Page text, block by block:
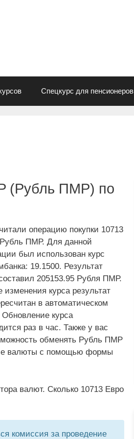
Спецкурс для пенсионеров
(Рубль ПМР) по
операцию покупки 10713
ПМР. Для данной
был использован курс
19.1500. Результат
205153.95 Рубля ПМР.
изменения курса результат
в автоматическом
курса
раз в час. Также у вас
обменять Рубль ПМР
валюты с помощью формы
валют. Сколько 10713 Евро
комиссия за проведение